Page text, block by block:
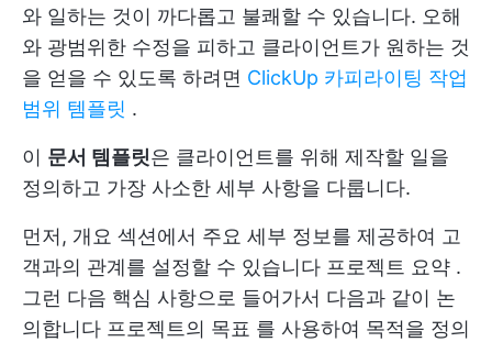
와 일하는 것이 까다롭고 불쾌할 수 있습니다. 오해
와 광범위한 수정을 피하고 클라이언트가 원하는 것
을 얻을 수 있도록 하려면 ClickUp 카피라이팅 작업
범위 템플릿 .
이 문서 템플릿은 클라이언트를 위해 제작할 일을
정의하고 가장 사소한 세부 사항을 다룹니다.
먼저, 개요 섹션에서 주요 세부 정보를 제공하여 고
객과의 관계를 설정할 수 있습니다 프로젝트 요약 .
그런 다음 핵심 사항으로 들어가서 다음과 같이 논
의합니다 프로젝트의 목표 를 사용하여 목적을 정의